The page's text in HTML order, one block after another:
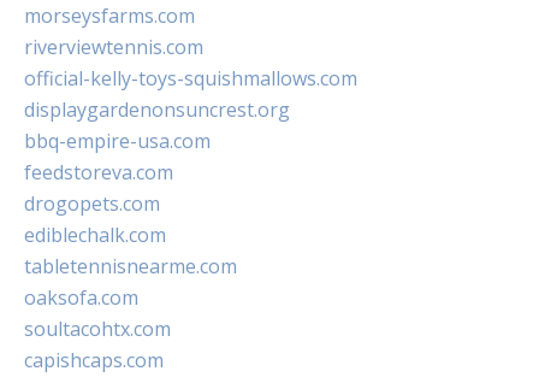
morseysfarms.com
riverviewtennis.com
official-kelly-toys-squishmallows.com
displaygardenonsuncrest.org
bbq-empire-usa.com
feedstoreva.com
drogopets.com
ediblechalk.com
tabletennisnearme.com
oaksofa.com
soultacohtx.com
capishcaps.com